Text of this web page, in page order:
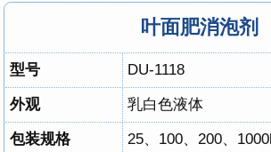
叶面肥消泡剂
型号 DU-1118
外观 乳白色液体
包装规格 25、100、200、